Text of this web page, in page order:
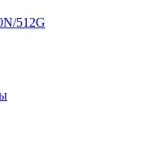
512G